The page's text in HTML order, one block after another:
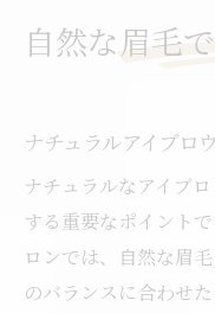
自然な眉毛
ナチュラルアイブロ
ナチュラルなアイブ
する重要なポイント
ロンでは、自然な眉
のバランスに合わせ